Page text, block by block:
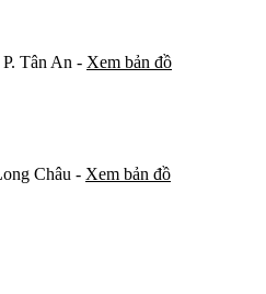
Tân An - Xem bản đồ
Châu - Xem bản đồ